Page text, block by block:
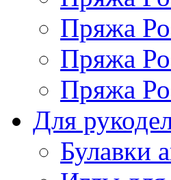
Пряжа
Пряжа
Пряжа
Для
Булавки